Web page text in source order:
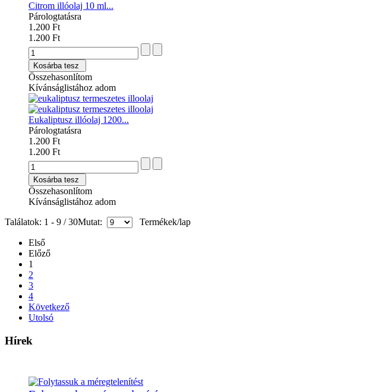
Citrom illóolaj 10 ml...
Párologtatásra
1.200 Ft
1.200 Ft
Kosárba tesz
Összehasonlítom
Kívánságlistához adom
Eukaliptusz illóolaj 1200...
Párologtatásra
1.200 Ft
1.200 Ft
Kosárba tesz
Összehasonlítom
Kívánságlistához adom
Találatok: 1 - 9 / 30Mutat: Termékek/lap
Első
Előző
1
2
3
4
Következő
Utolsó
Hírek